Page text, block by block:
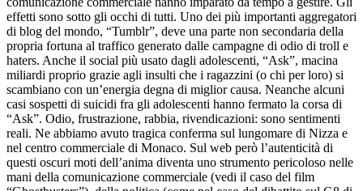
effetti sono sotto gli occhi di tutti. Uno dei più importanti aggregatori
di blog del mondo, “Tumblr”, deve una parte non secondaria della
propria fortuna al traffico generato dalle campagne di odio di troll e
haters. Anche il social più usato dagli adolescenti, “Ask”, macina
miliardi proprio grazie agli insulti che i ragazzini (o chi per loro) si
scambiano con un’energia degna di miglior causa. Neanche alcuni
casi sospetti di suicidi fra gli adolescenti hanno fermato la corsa di
“Ask”. Odio, frustrazione, rabbia, rivendicazioni: sono sentimenti
reali. Ne abbiamo avuto tragica conferma sul lungomare di Nizza e
nel centro commerciale di Monaco. Sul web però l’autenticità di
questi oscuri moti dell’anima diventa uno strumento pericoloso nelle
mani della comunicazione commerciale (vedi il caso del film